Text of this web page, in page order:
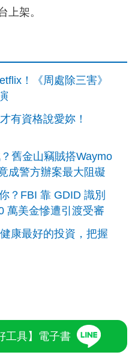
上架。
！《周處除三害》
有資格說愛妳！
舊金山竊賊搭Waymo
成警方辦案最大阻礙
？FBI 靠 GDID 識別
萬美金慘遭引渡受審
康最好的投資，把握
工具】電子書